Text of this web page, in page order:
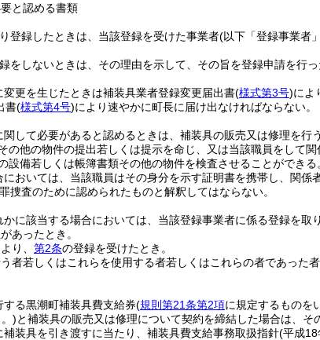
と認める書類
登録したときは、当該登録を受けた事業者(以下「登録事業者
をしないときは、その理由を示して、その旨を登録申請を行
更を生じたときは補装具業者登録変更届出書(様式第3号)によ
書(様式第4号)により速やかに町長に届け出なければならない。
して必要があると認めるときは、補装具の販売又は修理を
の他の物件の提出若しくは提示を命じ、又は当該職員をして
設備若しくは帳簿書類その他の物件を検査させることができる
おいては、当該職員はその身分を示す証明書を携帯し、関係
捜査のために認められたものと解釈してはならない。
かに該当する場合においては、当該登録事業者に係る登録を取
あったとき。
り、 第2条の登録を受けたとき。
者若しくはこれらを使用する者若しくはこれらの者であった者
る黒潮町補装具費支給券(規則第21条第2項に規定するものを
)と補装具の販売又は修理について契約を締結した場合は、
装具を引き渡すに当たり、補装具費支給事務取扱指針(平成18